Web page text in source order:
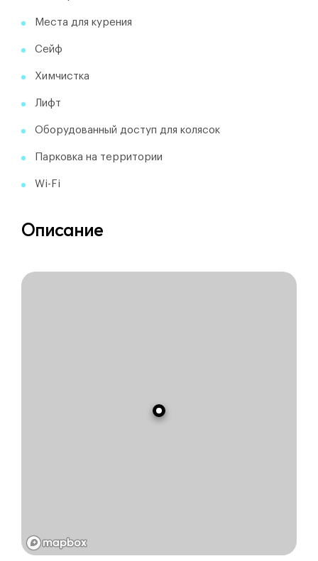
Места для курения
Сейф
Химчистка
Лифт
Оборудованный доступ для колясок
Парковка на территории
Wi-Fi
Описание